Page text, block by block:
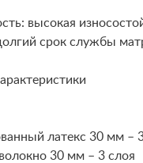
высокая
срок службы
латекс 30 мм –
30 мм – 3 слоя